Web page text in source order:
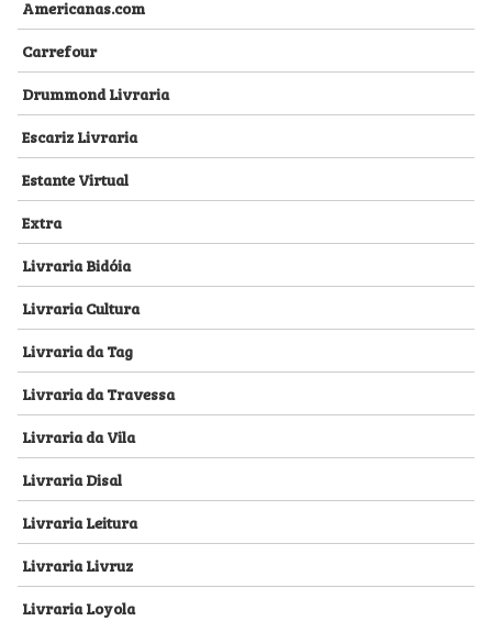
Americanas.com
Carrefour
Drummond Livraria
Escariz Livraria
Estante Virtual
Extra
Livraria Bidóia
Livraria Cultura
Livraria da Tag
Livraria da Travessa
Livraria da Vila
Livraria Disal
Livraria Leitura
Livraria Livruz
Livraria Loyola